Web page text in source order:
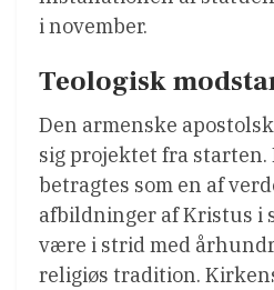
i november.
Teologisk
Den armenske
sig projektet fra starten.
betragtes som en af
afbildninger af Kristus i
være i strid med
religiøs tradition.